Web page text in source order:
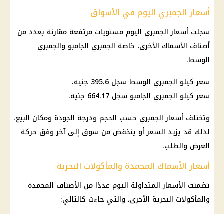
أسعار الجمبري اليوم في الأسواق
سجلت أسعار الجمبري اليوم مستويات مرتفعة مقارنة بعدد من
أصناف الأسماك الأخرى، خاصة الجمبري الجامبو والجمبري
الوسط.
سعر كيلو الجمبري الوسط سجل 395.6 جنيه.
سعر كيلو الجمبري الجامبو سجل 664.17 جنيه.
وتختلف أسعار الجمبري حسب الحجم ودرجة الجودة ومكان البيع،
لذلك قد يزيد السعر أو ينخفض من سوق إلى آخر وفق حركة
العرض والطلب.
أسعار الأسماك المجمدة والمأكولات البحرية
تضمنت الأسعار المتداولة اليوم عددًا من الأصناف المجمدة
والمأكولات البحرية الأخرى، والتي جاءت كالتالي: